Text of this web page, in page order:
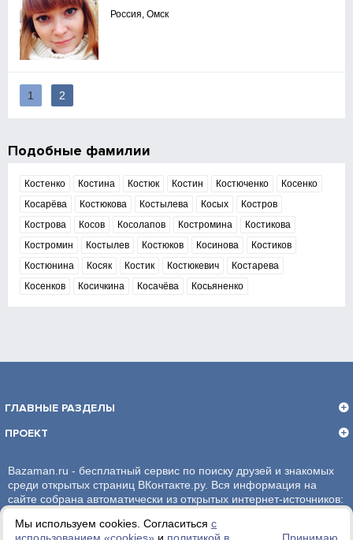
Мы используем cookies. Согласиться с
Россия, Омск
1 2
Подобные фамилии
Костенко Костина Костюк Костин Костюченко
Косенко
Косарёва
Костюкова Костылева Косых
Костров
Кострова
Косов Косолапов Костромина
Костикова
Костромин
Костылев Костюков Косинова
Костиков
Костюнина
Косяк Костик Костюкевич
Костарева
Косенков
Косичкина Косачёва Косьяненко
ГЛАВНЫЕ РАЗДЕЛЫ
ПРОЕКТ
Bazaman.ru - бесплатный сервис по поиску друзей и знакомых
среди открытых страниц ВКонтакте.ру. Вся информация на
сайте собрана автоматически из открытых интернет-источников:
администрация сайта ответственности не несет.